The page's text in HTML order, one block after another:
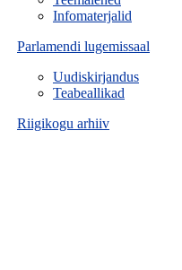
Infomaterjalid
Parlamendi lugemissaal
Uudiskirjandus
Teabeallikad
Riigikogu arhiiv